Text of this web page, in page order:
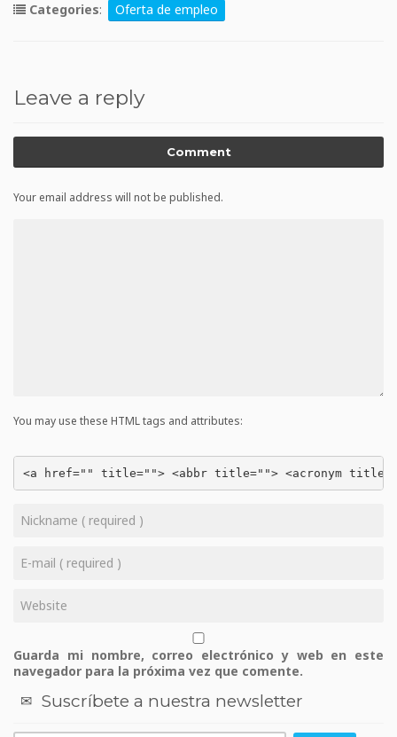
Categories: Oferta de empleo
Leave a reply
Comment
Your email address will not be published.
You may use these HTML tags and attributes:
<a href="" title=""> <abbr title=""> <acronym
Guarda mi nombre, correo electrónico y web en este
navegador para la próxima vez que comente.
Suscríbete a nuestra newsletter